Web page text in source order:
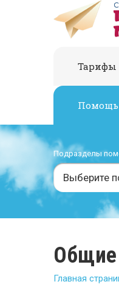
Тарифы
Помощь
Подразделы
Выберите
Общие
Главная